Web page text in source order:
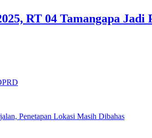
RT 04 Tamangapa
Penetapan Lokasi Masih Dibahas